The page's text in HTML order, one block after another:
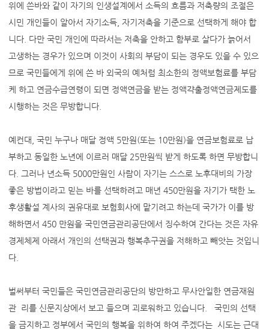
위에 쓴바와 같이 자기의 인생설계에서 소득의 흐름과 저축량의 조절은
시민 개인들이 알아서 자기소득, 자기저축을 기준으로 선택하게 해야 합
니다. 다만 국민 개인에 따라서는 저축을 안하고 함부로 살다가 늙어서
고생하는 경우가 있으며 이것이 사회의 부담이 되는 경우도 있을 수 있으
므로 국민들에게 위에 쓴 바 외국의 예처럼 최소한의 정액보험료를 부담
케 하고 연금수급연령이 되면 정액연금을 받는 정액갹출정액연금제도를
시행하는 것은 무방합니다.
예컨대, 국민 누구나 매달 정액 5만원(또는 10만원)을 연금보험료로 납
부하고 동일한 노년에 이르러 매달 25만원씩 받게 하도록 하면 무방합니
다. 그러나 년소득 5000만원인 사람이 자기는 스스로 노후대비의 가장
좋은 방법이라고 믿는 바를 선택하려고 매년 450만원을 자기가 택한 노
후생활설 계사의 권유대로 보험회사에 맡기려고 하는데 국가가 이를 방
해하면서 450 만원을 국민연금관리공단에서 징수하여 간다는 것은 자유
경제체제 아래서 개인의 선택권과 행복추구권을 저해하고 빼앗는 것입니
다.
벌써부터 국민들은 국민연금관리공단의 방만하고 무사안일한 연금재원
관 리를 신문지상에서 보고 들으며 괴로워하고 있습니다. 국민의 선택
을 금지하고 정부에서 국민의 행복을 위하여 하여 주겠다는 시도는 근대